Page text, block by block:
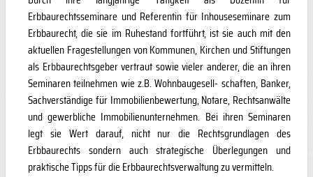
Erbbaurechtsseminare und Referentin für Inhouseseminare zum
Erbbaurecht, die sie im Ruhestand fortführt, ist sie auch mit den
aktuellen Fragestellungen von Kommunen, Kirchen und Stiftungen
als Erbbaurechtsgeber vertraut sowie vieler anderer, die an ihren
Seminaren teilnehmen wie z.B. Wohnbaugesell- schaften, Banker,
Sachverständige für Immobilienbewertung, Notare, Rechtsanwälte
und gewerbliche Immobilienunternehmen. Bei ihren Seminaren
legt sie Wert darauf, nicht nur die Rechtsgrundlagen des
Erbbaurechts sondern auch strategische Überlegungen und
praktische Tipps für die Erbbaurechtsverwaltung zu vermitteln.